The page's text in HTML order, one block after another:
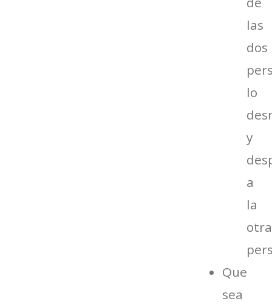
las
dos
lo
y
a
la
otra
Que
sea